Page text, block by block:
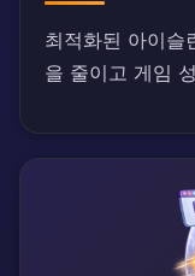
최적화된 아이슬
을 줄이고 게임